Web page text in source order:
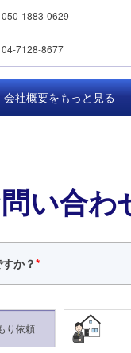
050-1883-0629
04-7128-8677
会社概要をもっと見る
い合わ
か？*
り依頼